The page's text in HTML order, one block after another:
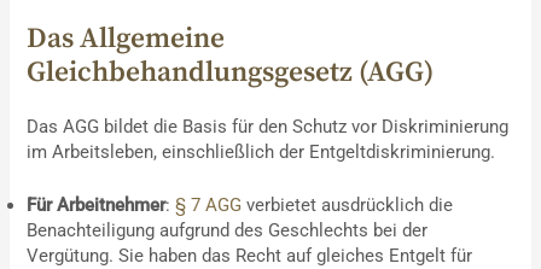
Das Allgemeine
Gleichbehandlungsgesetz (AGG)
Das AGG bildet die Basis für den Schutz vor Diskriminierung
im Arbeitsleben, einschließlich der Entgeltdiskriminierung.
Für Arbeitnehmer:§ 7 AGG verbietet ausdrücklich die
Benachteiligung aufgrund des Geschlechts bei der
Vergütung. Sie haben das Recht auf gleiches Entgelt für